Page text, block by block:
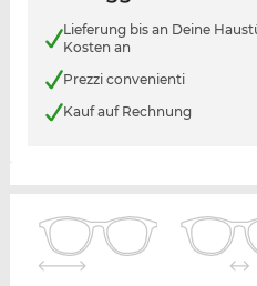
Lieferung bis an Deine
Kosten an
Prezzi convenienti
Kauf auf Rechnung